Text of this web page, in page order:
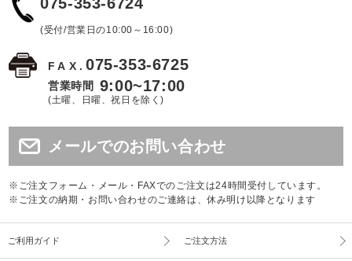
075-353-6724
(受付/営業日の10:00～16:00)
FAX.075-353-6725
営業時間 9:00~17:00
(土曜、日曜、祝日を除く)
メールでのお問い合わせ
※ご注文フォーム・メール・FAXでのご注文は24時間受付しています。
※ご注文の納期・お問い合わせのご連絡は、休み明け以降となります
ご利用ガイド ご注文方法